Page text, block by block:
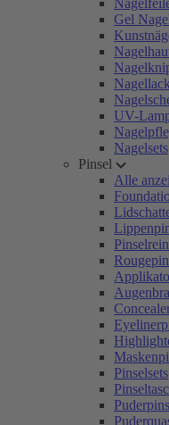
Gel
UV-
Nagelsets
Pinsel
Alle
Pinselsets